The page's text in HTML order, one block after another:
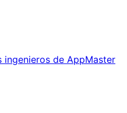
ingenieros de AppMaster